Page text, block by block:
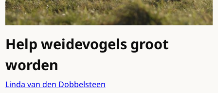
Help weidevogels groot
worden
Linda van den Dobbelsteen